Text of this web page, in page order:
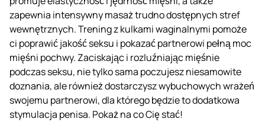
zapewnia intensywny masaż trudno dostępnych stref
wewnętrznych. Trening z kulkami waginalnymi pomoże
ci poprawić jakość seksu i pokazać partnerowi pełną moc
mięśni pochwy. Zaciskając i rozluźniając mięśnie
podczas seksu, nie tylko sama poczujesz niesamowite
doznania, ale również dostarczysz wybuchowych wrażeń
swojemu partnerowi, dla którego będzie to dodatkowa
stymulacja penisa. Pokaż na co Cię stać!